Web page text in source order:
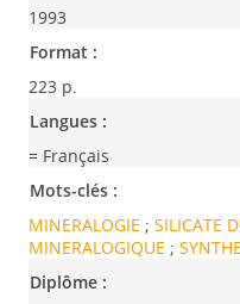
1993
Format :
223 p.
Langues :
= Français
Mots-clés :
MINERALOGIE ;SILICATE
MINERALOGIQUE ;
Diplôme :